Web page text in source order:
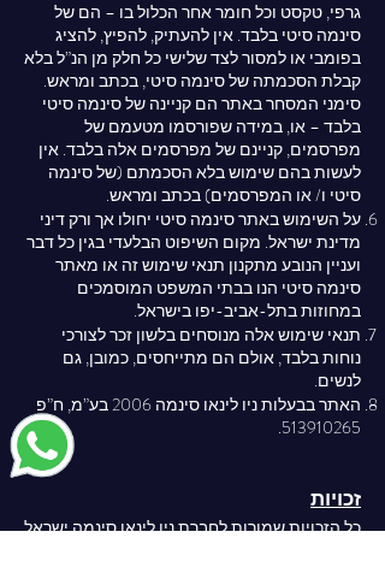
גרפי, טקסט וכל חומר אחר הכלול בו – הם של
סינמה סיטי בלבד. אין להעתיק, להפיץ, להציג
בפומבי או למסור לצד שלישי כל חלק מן הנ”ל בלא
קבלת הסכמתה של סינמה סיטי, בכתב ומראש.
סימני המסחר באתר הם קניינה של סינמה סיטי
בלבד – או, במידה שפורסמו מטעמם של
מפרסמים, קניינם של מפרסמים אלה בלבד. אין
לעשות בהם שימוש בלא הסכמתם (של סינמה
סיטי ו/ או המפרסמים) בכתב ומראש.
על השימוש באתר סינמה סיטי יחולו אך ורק דיני
מדינת ישראל. מקום השיפוט הבלעדי בגין כל דבר
ועניין הנובע מתקנון תנאי שימוש זה או מאתר
סינמה סיטי הנו בבתי המשפט המוסמכים
במחוזות בתל-אביב-יפו בישראל.
תנאי שימוש אלה מנוסחים בלשון זכר לצורכי
נוחות בלבד, אולם הם מתייחסים, כמובן, גם
לנשים.
האתר בבעלות ניו לינאו סינמה 2006 בע”מ, ח”פ
513910265
.
זכויות
כל הזכויות שמורות לחברת ניו לינאו סינמה ישראל